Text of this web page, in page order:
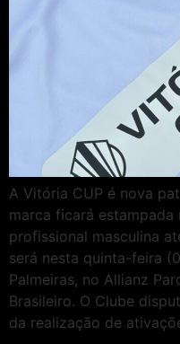
A Vitória CUP é nova
marca ficará
profissional masculina
será nesta quinta-feira
Palmeiras, no Allianz
Brasileiro. O Clube
da realização de